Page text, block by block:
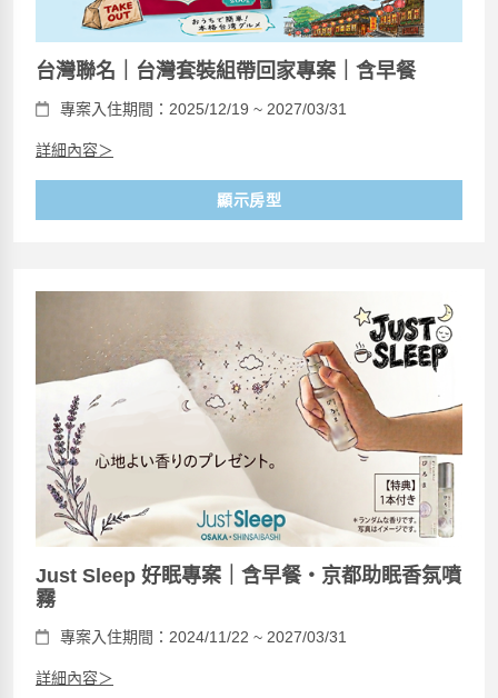
台灣聯名｜台灣套裝組帶回家專案｜含早餐
專案入住期間：2025/12/19 ~ 2027/03/31
詳細內容＞
顯示房型
Just Sleep 好眠專案｜含早餐・京都助眠香氛噴
霧
專案入住期間：2024/11/22 ~ 2027/03/31
詳細內容＞